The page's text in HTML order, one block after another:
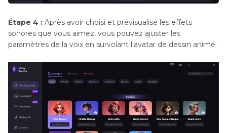
Étape 4 : Après avoir choisi et prévisualisé les effets
sonores que vous aimez, vous pouvez ajuster les
paramètres de la voix en survolant l'avatar de dessin animé.